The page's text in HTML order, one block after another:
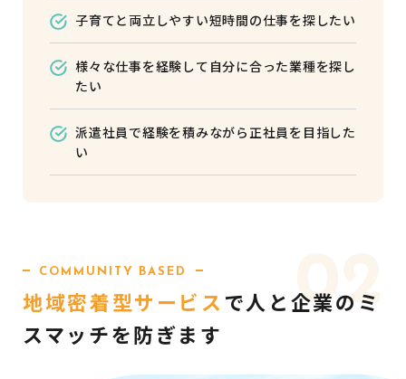
子育てと両立しやすい短時間の仕事を探したい
様々な仕事を経験して自分に合った業種を探し
たい
派遣社員で経験を積みながら正社員を目指した
い
02
COMMUNITY BASED
地域密着型サービス で人と企業のミ
スマッチを防ぎます